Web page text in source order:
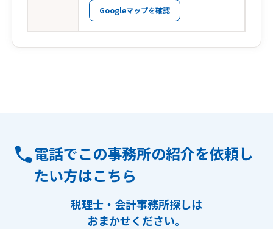
Googleマップを確認
電話でこの事務所の紹介を依頼し
たい方はこちら
税理士・会計事務所探しは
おまかせください。